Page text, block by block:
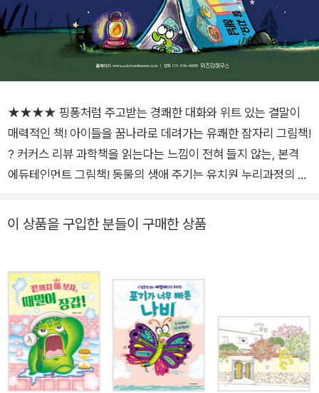
★★★★ 핑퐁처럼 주고받는 경쾌한 대화와 위트 있는 결말이
매력적인 책! 아이들을 꿈나라로 데려가는 유쾌한 잠자리 그림책!
? 커커스 리뷰 과학책을 읽는다는 느낌이 전혀 들지 않는, 본격
에듀테인먼트 그림책! 동물의 생애 주기는 유치원 누리과정의 자
는 주제입니다. 특히 나비의 한살이는 대표적인 관찰 대상이지요.
기가 너무 빠른 나비》에 이은 《하나도 안 졸린 나비》는 낮에 활동
하는 주행성 나비가 한밤중 잠들 수 있도록, 밤에 활동하는 야행
성 호저가 도와주는 과정을 유쾌하게 담았습니다. 나비와 호저의
이야기를 통해 동물의 습성을 자연스레 배울 수 있습니다. 특히
등장인물이 퐁당퐁당 대사를 주고받으며 이야기를 이끌어 가기
때문에 호흡이 빠르고 경쾌하여 어린 독자들이 푹 빠져듭니다. 역
이 상품을 구입한 분들이 구매한 상품